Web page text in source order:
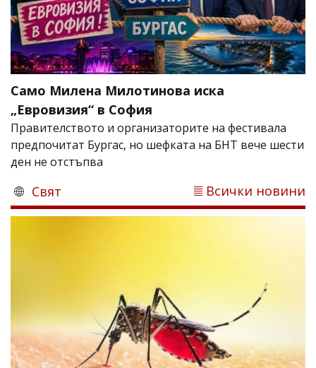
Само Милена Милотинова иска
„Евровизия“ в София
Правителството и организаторите на фестивала
предпочитат Бургас, но шефката на БНТ вече шести
ден не отстъпва
Свят Всички новини